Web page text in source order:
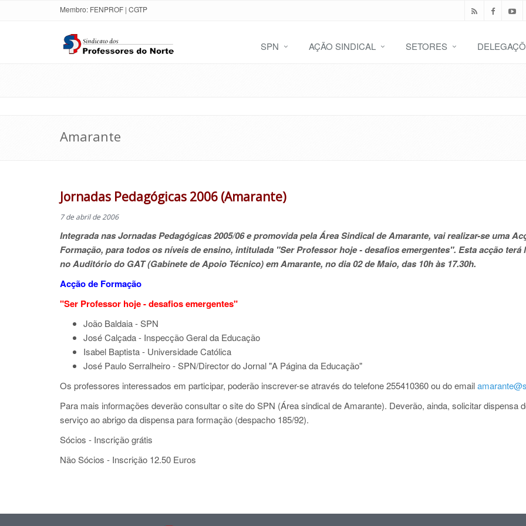
Membro: FENPROF | CGTP
SPN AÇÃO SINDICAL SETORES
Amarante
Jornadas Pedagógicas 2006 (Amarante)
7 de abril de 2006
Integrada nas Jornadas Pedagógicas 2005/06 e promovida pela Área Sindical de Amarante, vai realizar-se uma
Formação, para todos os níveis de ensino, intitulada "Ser Professor hoje - desafios emergentes". Esta acção terá
no Auditório do GAT (Gabinete de Apoio Técnico) em Amarante, no dia 02 de Maio, das 10h às 17.30h.
Acção de Formação
"Ser Professor hoje - desafios emergentes"
João Baldaia- SPN
José Calçada - Inspecção Geral da Educação
Isabel Baptista- Universidade Católica
José PauloSerralheiro - SPN/Director do Jornal "A Página da Educação"
Os professores interessados em participar, poderão inscrever-se através do telefone 255410360 ou do email
Para mais informações deverão consultar o site do SPN (Área sindical de Amarante). Deverão, ainda, solicitar dispensa
serviço ao abrigo da dispensa para formação (despacho 185/92).
Sócios - Inscrição grátis
Não Sócios - Inscrição 12.50 Euros